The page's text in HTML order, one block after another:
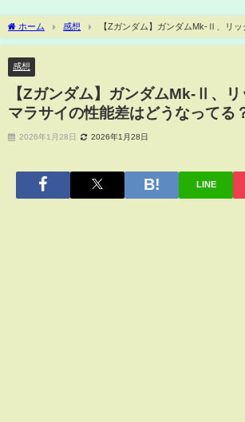
ホーム 感想
【Zガンダム】ガンダムMk-Ⅱ、リッ
能差はどうなってる？！
感想
【Zガンダム】ガンダムMk-Ⅱ、リ
マラサイの性能差はどうなってる
2026年1月28日 2026年1月28日
LINE